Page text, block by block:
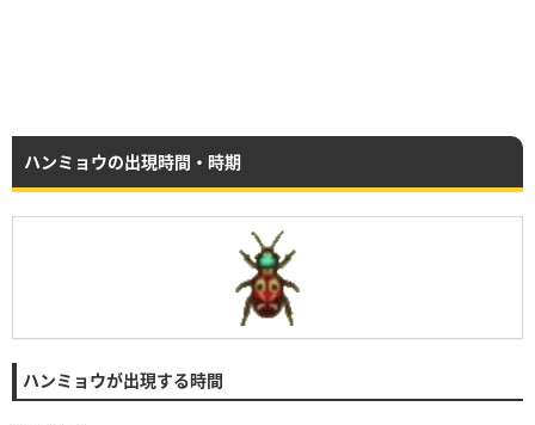
ハンミョウの出現時間・時期
ハンミョウが出現する時間